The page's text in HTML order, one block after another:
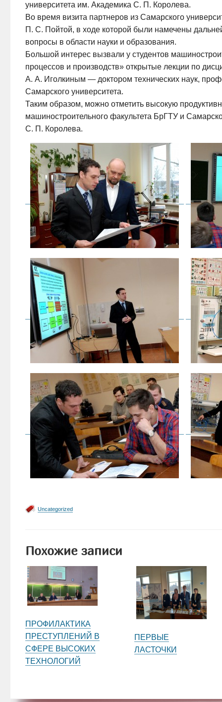
университета им. Академика С. П. Королева.
Во время визита партнеров из Самарского
П. С. Пойтой, в ходе которой были намечены
вопросы в области науки и образования.
Большой интерес вызвали у студентов
процессов и производств» открытые лекции по
А. А. Иголкиным — доктором технических наук,
Самарского университета.
Таким образом, можно отметить высокую
машиностроительного факультета БрГТУ и
С. П. Королева.
Uncategorized
Похожие записи
ПРОФИЛАКТИКА
ПРЕСТУПЛЕНИЙ В
СФЕРЕ ВЫСОКИХ
ТЕХНОЛОГИЙ
ПЕРВЫЕ
ЛАСТОЧКИ